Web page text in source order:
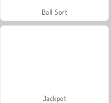
Ball Sort
Jackpot